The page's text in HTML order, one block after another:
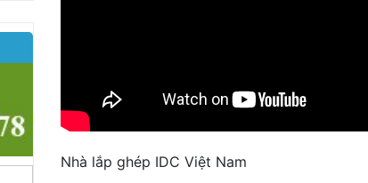
Nhà lắp ghép IDC Việt Nam